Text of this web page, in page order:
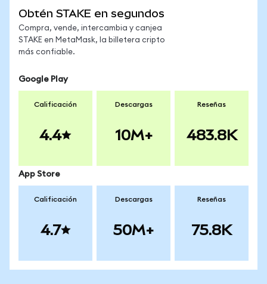
Obtén STAKE en segundos
Compra, vende, intercambia y canjea
STAKE en MetaMask, la billetera cripto
más confiable.
Google Play
Calificación
4.4
Descargas
10M+
Reseñas
483.8K
App Store
Calificación
4.7
Descargas
50M+
Reseñas
75.8K